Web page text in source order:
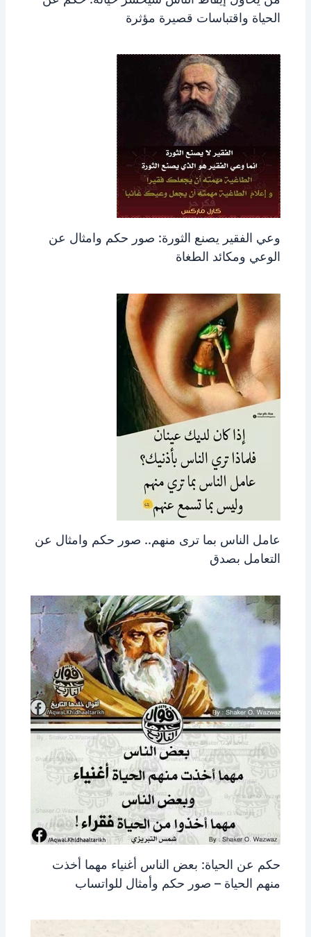
الحياة واقتباسات قصيرة مؤثرة
وعي الفقير يصنع الثورة: صور حكم وامثال عن
الوعي ومكائد الطغاة
عامل الناس بما ترى منهم.. صور حكم وامثال عن
التعامل بصدق
حكم عن الحياة: بعض الناس أغنياء مهما أخذت
منهم الحياة – صور حكم وأمثال للواتساب